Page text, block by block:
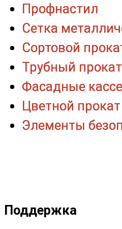
Поддержка
Профнастил
Сетка
Сортовой
Трубный прокат
Фасадные
Цветной прокат
Элементы
Профнастил
Сетка
Сортовой
Трубный прокат
Фасадные
Цветной прокат
Элементы